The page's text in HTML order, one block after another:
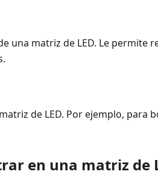
una matriz de LED. Le permite
de LED. Por ejemplo, para
en una matriz de